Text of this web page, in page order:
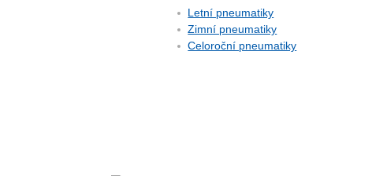
Letní pneumatiky
Zimní pneumatiky
Celoroční pneumatiky